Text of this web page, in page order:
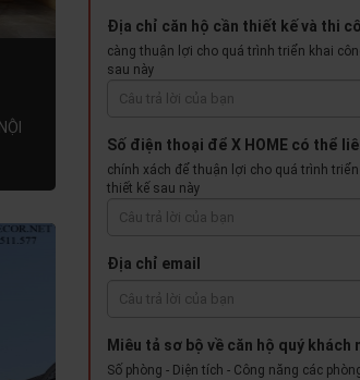
Địa chỉ căn hộ cần thiết kế và thi
càng thuận lợi cho quá trình triển khai
sau này
Số điện thoại để X HOME có thể
chính xách để thuận lợi cho quá trình
thiết kế sau này
Địa chỉ email
Miêu tả sơ bộ về căn hộ quý khách
Số phòng - Diện tích - Công năng các